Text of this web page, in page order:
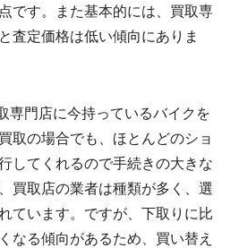
です。また基本的には、買取専
査定価格は低い傾向にありま
専門店に今持っているバイクを
取の場合でも、ほとんどのショ
してくれるので手続きの大きな
買取店の業者は種類が多く、選
ています。ですが、下取りに比
なる傾向があるため、買い替え